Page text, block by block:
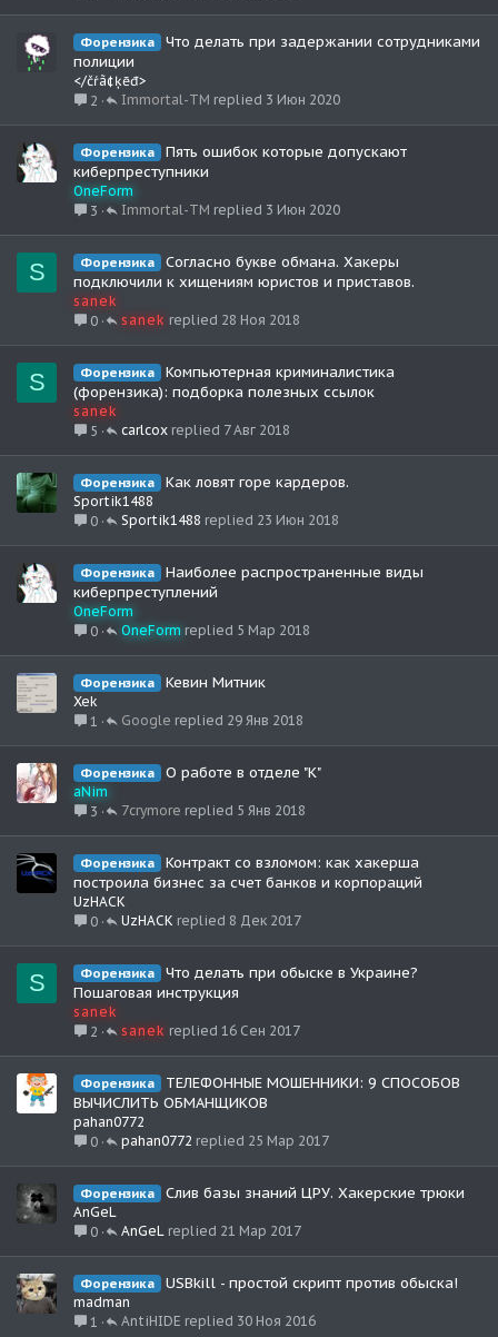
Форензика
Что делать при задержании сотрудниками
полиции
</čŕã¢ķēđ>
2
3 Июн 2020
Immortal-TM
Форензика
Пять ошибок которые допускают
киберпреступники
OneForm
3
3 Июн 2020
Immortal-TM
S Форензика
Согласно букве обмана. Хакеры
подключили к хищениям юристов и приставов.
sanek
0
28 Ноя 2018
sanek
S Форензика
Компьютерная криминалистика
(форензика): подборка полезных ссылок
sanek
5
7 Авг 2018
carlcox
Форензика Как ловят горе кардеров.
Sportik1488
0
23 Июн 2018
Sportik1488
Форензика
Наиболее распространенные виды
киберпреступлений
OneForm
0
5 Мар 2018
OneForm
Форензика Кевин Митник
Xek
1
29 Янв 2018
Google
Форензика О работе в отделе "K"
aNim
3
5 Янв 2018
7crymore
Форензика
Контракт со взломом: как хакерша
построила бизнес за счет банков и корпораций
UzHACK
0
8 Дек 2017
UzHACK
S Форензика
Что делать при обыске в Украине?
Пошаговая инструкция
sanek
2
16 Сен 2017
sanek
Форензика
ТЕЛЕФОННЫЕ МОШЕННИКИ: 9 СПОСОБОВ
ВЫЧИСЛИТЬ ОБМАНЩИКОВ
pahan0772
0
25 Мар 2017
pahan0772
Форензика Слив базы знаний ЦРУ. Хакерские трюки
AnGeL
0
21 Мар 2017
AnGeL
Форензика USBkill - простой скрипт против обыска!
madman
1
30 Ноя 2016
AntiHIDE